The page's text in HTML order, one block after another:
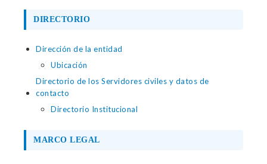
DIRECTORIO
Dirección de la entidad
Ubicación
Directorio de los Servidores civiles y datos de
contacto
Directorio Institucional
MARCO LEGAL